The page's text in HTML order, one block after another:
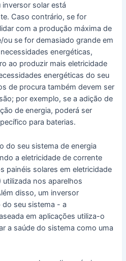
solar está
Caso contrário, se for
com a produção máxima de
ou se for demasiado grande em
energéticas,
ao produzir mais eletricidade
energéticas do seu
de procura também devem ser
por exemplo, se a adição de
de energia, poderá ser
para baterias.
do seu sistema de energia
a eletricidade de corrente
painéis solares em eletricidade
nos aparelhos
disso, um inversor
seu sistema - a
em aplicações utiliza-o
a saúde do sistema como uma